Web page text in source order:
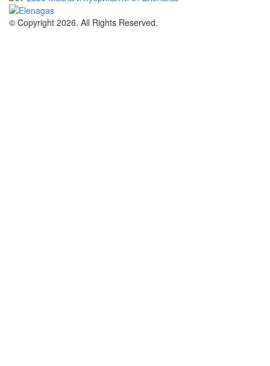
© Copyright 2026. All Rights Reserved.